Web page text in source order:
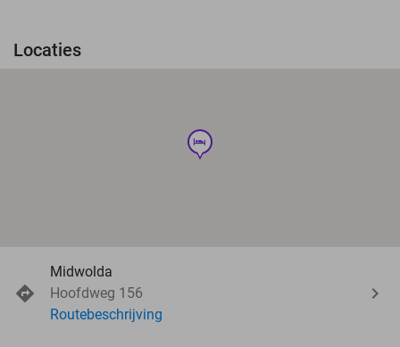
Locaties
hotel
Midwolda
Hoofdweg 156
Routebeschrijving